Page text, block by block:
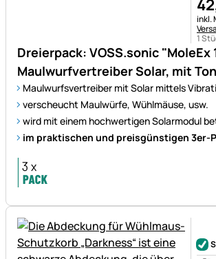
Dreierpack: VOSS.sonic "MoleEx
Maulwurfvertreiber Solar, mit
Maulwurfsvertreiber mit Solar mittels
verscheucht Maulwürfe, Wühlmäuse, usw.
wird mit einem hochwertigen Solarmodul
im praktischen und preisgünstigen 3er-
42
inkl.
1